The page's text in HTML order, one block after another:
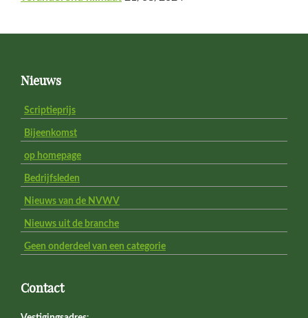
FooterNieuws
Scriptieprijs
Bijeenkomst
op homepage
Bedrijfsleden
Nieuws van de NVWV
Nieuws uit de branche
Geen onderdeel van een categorie
Contact